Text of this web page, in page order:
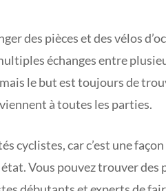
des pièces et des vélos
échanges entre
le but est toujours de
à toutes les parties.
cyclistes, car c’est une
Vous pouvez trouver des